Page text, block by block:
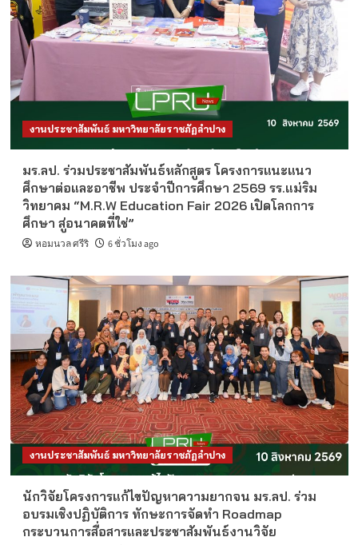
งานประชาสัมพันธ์ มหาวิทยาลัยราชภัฏลำปาง
มร.ลป. ร่วมประชาสัมพันธ์หลักสูตร โครงการแนะแนว
ศึกษาต่อและอาชีพ ประจำปีการศึกษา 2569 รร.แม่ริม
วิทยาคม “M.R.W Education Fair 2026 เปิดโลกการ
ศึกษา สู่อนาคตที่ใช่”
หอมนวล ศรีริ 6 ชั่วโมง ago
งานประชาสัมพันธ์ มหาวิทยาลัยราชภัฏลำปาง
นักวิจัยโครงการแก้ไขปัญหาความยากจน มร.ลป. ร่วม
อบรมเชิงปฏิบัติการ ทักษะการจัดทำ Roadmap
กระบวนการสื่อสารและประชาสัมพันธ์งานวิจัย